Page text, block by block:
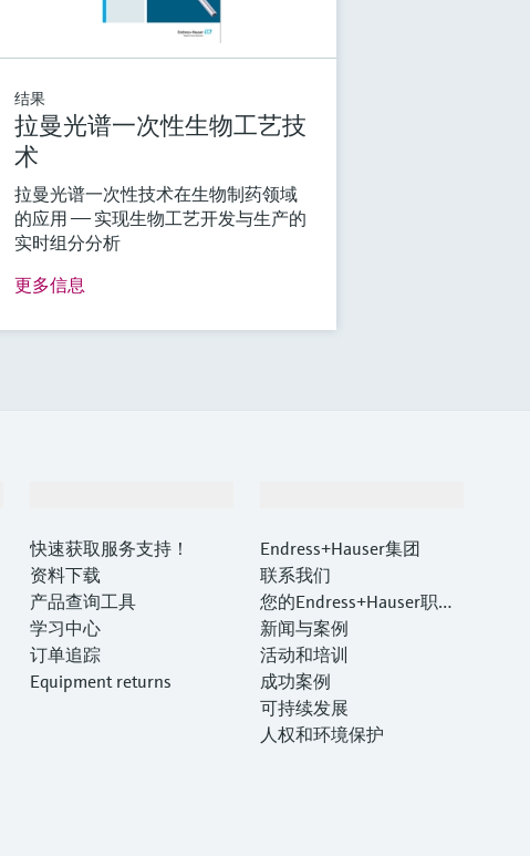
结果
拉曼光谱一次性生物工艺技
术
拉曼光谱一次性技术在生物制药领域
的应用 —— 实现生物工艺开发与生产的
实时组分分析
更多信息
快速获取服务支持！
资料下载
产品查询工具
学习中心
订单追踪
Equipment returns
Endress+Hauser集团
联系我们
您的Endress+Hauser职业
生涯
新闻与案例
活动和培训
成功案例
可持续发展
人权和环境保护